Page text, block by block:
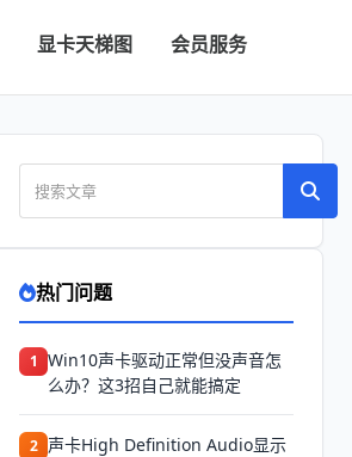
显卡天梯图 会员服务
热门问题
1 Win10声卡驱动正常但没声音怎
么办？这3招自己就能搞定
2 声卡High Definition Audio显示